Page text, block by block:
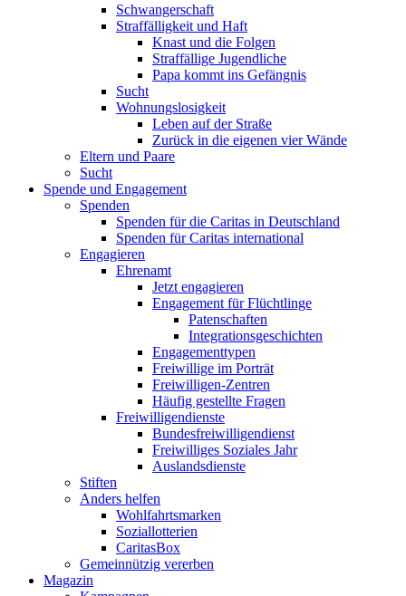
Schwangerschaft
Straffälligkeit und Haft
Knast und die Folgen
Straffällige Jugendliche
Papa kommt ins Gefängnis
Sucht
Wohnungslosigkeit
Leben auf der Straße
Zurück in die eigenen vier Wände
Eltern und Paare
Sucht
Spende und Engagement
Spenden
Spenden für die Caritas in Deutschland
Spenden für Caritas international
Engagieren
Ehrenamt
Jetzt engagieren
Engagement für Flüchtlinge
Patenschaften
Integrationsgeschichten
Engagementtypen
Freiwillige im Porträt
Freiwilligen-Zentren
Häufig gestellte Fragen
Freiwilligendienste
Bundesfreiwilligendienst
Freiwilliges Soziales Jahr
Auslandsdienste
Stiften
Anders helfen
Wohlfahrtsmarken
Soziallotterien
CaritasBox
Gemeinnützig vererben
Magazin